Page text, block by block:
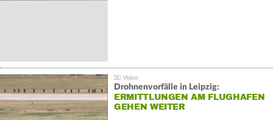
Drohnenvorfälle in Leipzig:
ERMITTLUNGEN AM FLUGHAFEN
GEHEN WEITER